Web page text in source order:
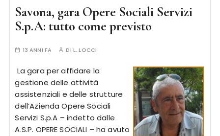
Savona, gara Opere Sociali Servizi
S.p.A: tutto come previsto
13 ANNI FA DI L. LOCCI
La gara per affidare la
gestione delle attività
assistenziali e delle strutture
dell’Azienda Opere Sociali
Servizi S.p.A – indetto dalle
A.S.P. OPERE SOCIALI – ha avuto